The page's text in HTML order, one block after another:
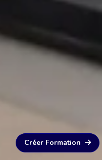
Créer Formation